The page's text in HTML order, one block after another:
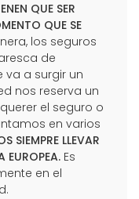
QUE SER
QUE SE
los seguros
de
va a surgir un
nos reserva un
el seguro o
en varios
SIEMPRE LLEVAR
EUROPEA. Es
en el